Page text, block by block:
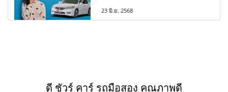
23 มิ.ย. 2568
ดี ชัวร์ คาร์ รถมือสอง คุณภาพดี